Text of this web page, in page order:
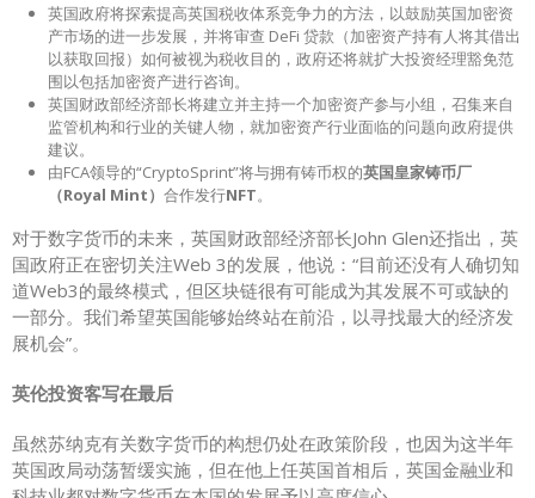
英国政府将探索提高英国税收体系竞争力的方法，以鼓励英国加密资
产市场的进一步发展，并将审查 DeFi 贷款（加密资产持有人将其借出
以获取回报）如何被视为税收目的，政府还将就扩大投资经理豁免范
围以包括加密资产进行咨询。
英国财政部经济部长将建立并主持一个加密资产参与小组，召集来自
监管机构和行业的关键人物，就加密资产行业面临的问题向政府提供
建议。
由FCA领导的“CryptoSprint”将与拥有铸币权的英国皇家铸币厂
（Royal Mint） 合作发行NFT。
对于数字货币的未来，英国财政部经济部长John Glen还指出，英
国政府正在密切关注Web 3的发展，他说：“目前还没有人确切知
道Web3的最终模式，但区块链很有可能成为其发展不可或缺的
一部分。我们希望英国能够始终站在前沿，以寻找最大的经济发
展机会”。
英伦投资客写在最后
虽然苏纳克有关数字货币的构想仍处在政策阶段，也因为这半年
英国政局动荡暂缓实施，但在他上任英国首相后，英国金融业和